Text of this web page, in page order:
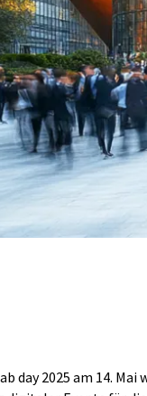
day 2025 am 14.